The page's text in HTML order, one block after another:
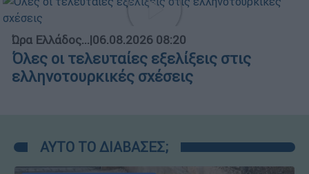
Ώρα Ελλάδος...|06.08.2026 08:20
Όλες οι τελευταίες εξελίξεις στις
ελληνοτουρκικές σχέσεις
ΑΥΤΟ ΤΟ ΔΙΑΒΑΣΕΣ;